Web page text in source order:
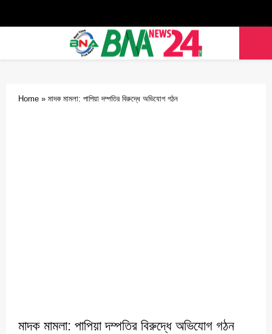
PRIMARY
MENU
Home » মাদক মামলা: পাপিয়া দম্পতির বিরুদ্ধে অভিযোগ গঠন
মাদক মামলা: পাপিয়া দম্পতির বিরুদ্ধে অভিযোগ গঠন